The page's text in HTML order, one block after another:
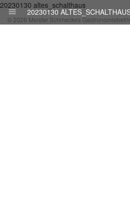
20230130
20230130 altes_schalthaus
© 2026 Meister Schmackes